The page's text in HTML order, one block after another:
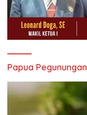
Papua Pegunungan